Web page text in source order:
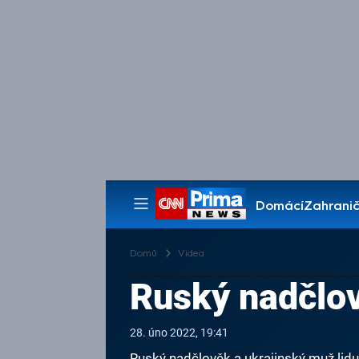
Domácí
Pořady
Domů Videa
Ruský
28. úno 2022, 19:41